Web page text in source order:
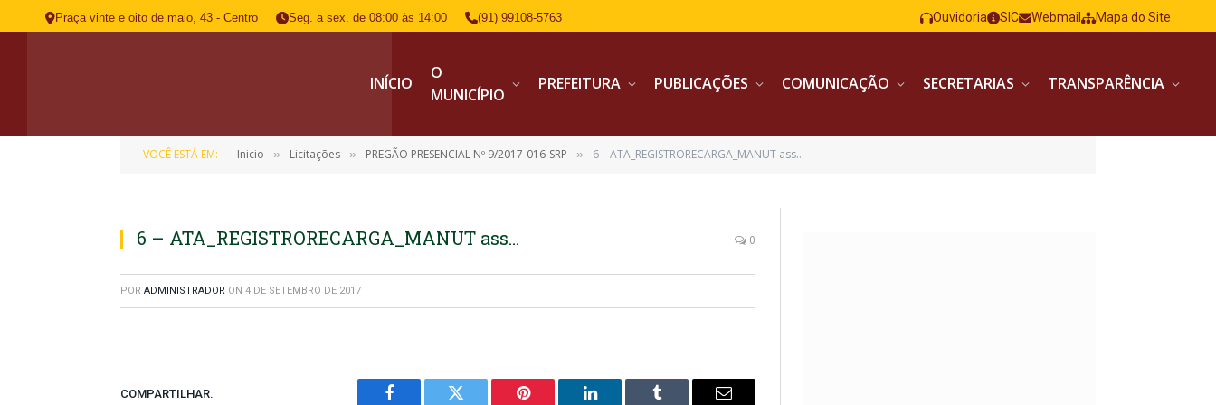
Praça vinte e oito de maio, 43 - Centro Seg. a sex. de 08:00 às 14:00 (91) 99108-5763 Ouvidoria SIC Webmail Mapa do Site
INÍCIO
O
MUNICÍPIO
PREFEITURA PUBLICAÇÕES COMUNICAÇÃO SECRETARIAS TRANSPARÊNCIA
VOCÊ ESTÁ EM: Inicio » Licitações » PREGÃO PRESENCIAL Nº 9/2017-016-SRP » 6 – ATA_REGISTRORECARGA_MANUT ass…
6 – ATA_REGISTRORECARGA_MANUT ass… 0
POR ADMINISTRADOR ON 4 DE SETEMBRO DE 2017
COMPARTILHAR.